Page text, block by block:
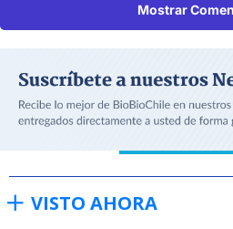
Mostrar
VISTO AHORA